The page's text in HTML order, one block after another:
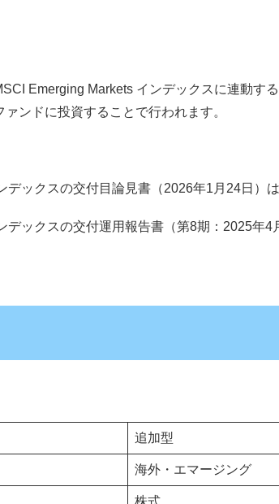
Emerging Markets インデックスに連動す
ンドに投資することで行われます。
デックスの交付目論見書（2026年1月24日）は
デックスの交付運用報告書（第8期：2025年4
追加型
海外・エマージング
株式